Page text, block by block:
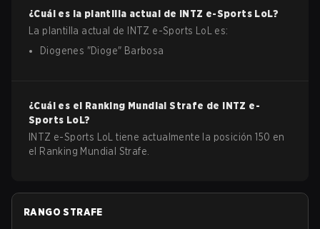
¿Cuál es la plantilla actual de INTZ e-Sports LoL?
La plantilla actual de
INTZ e-Sports LoL
es:
Diogenes "Dioge" Barbosa
¿Cuál es el Ranking Mundial Strafe de INTZ e-
Sports LoL?
INTZ e-Sports LoL tiene actualmente la posición 150 en
el Ranking Mundial Strafe.
RANGO STRAFE